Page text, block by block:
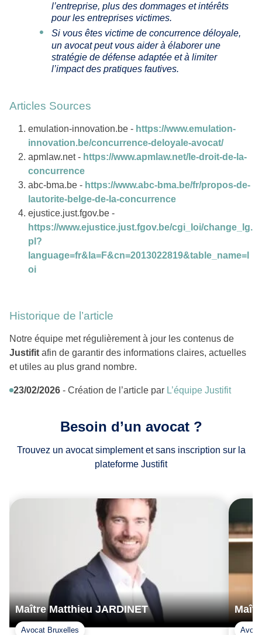
l’entreprise, plus des dommages et intérêts
pour les entreprises victimes.
Si vous êtes victime de concurrence déloyale,
un avocat peut vous aider à élaborer une
stratégie de défense adaptée et à limiter
l’impact des pratiques fautives.
Articles Sources
emulation-innovation.be - https://www.emulation-
innovation.be/concurrence-deloyale-avocat/
apmlaw.net - https://www.apmlaw.net/le-droit-de-la-
concurrence
abc-bma.be - https://www.abc-bma.be/fr/propos-de-
lautorite-belge-de-la-concurrence
ejustice.just.fgov.be -
https://www.ejustice.just.fgov.be/cgi_loi/change_lg.
pl?
language=fr&la=F&cn=2013022819&table_name=l
oi
Historique de l’article
Notre équipe met régulièrement à jour les contenus de
Justifit afin de garantir des informations claires, actuelles
et utiles au plus grand nombre.
23/02/2026 - Création de l’article par L’équipe Justifit
Besoin d’un avocat ?
Trouvez un avocat simplement et sans inscription sur la
plateforme Justifit
Maître Matthieu JARDINET
Avocat Bruxelles